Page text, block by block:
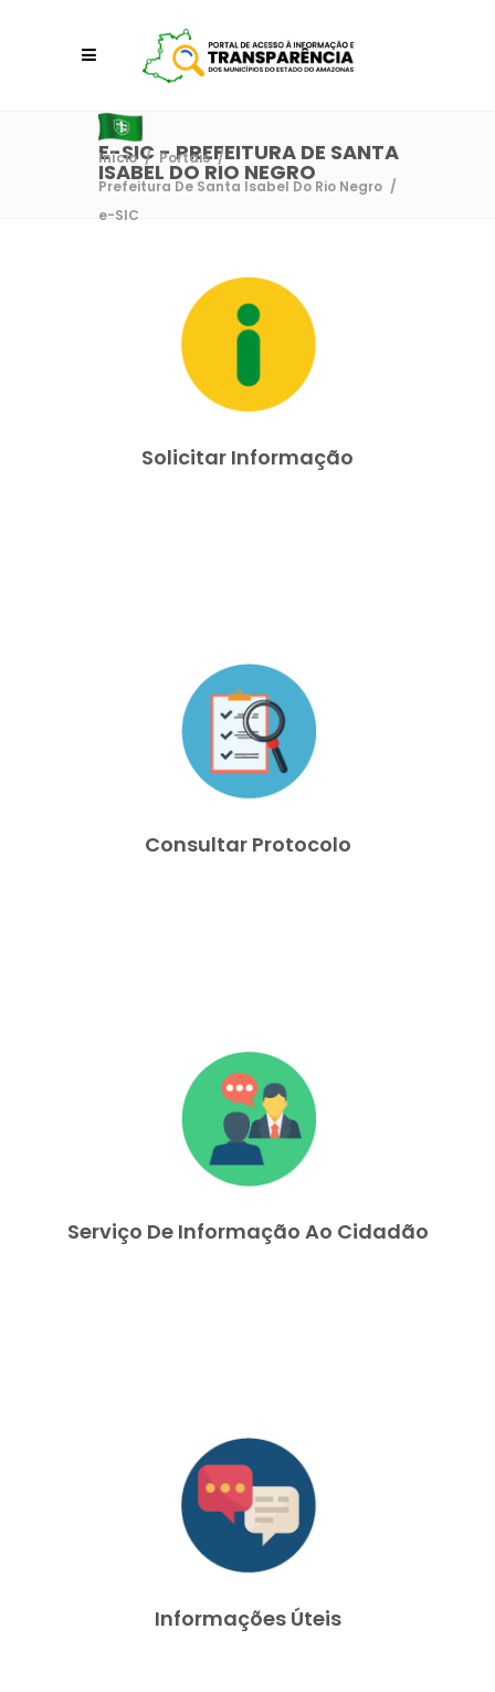
E-SIC - PREFEITURA DE SANTA
ISABEL DO RIO NEGRO
Início / Portais /
Prefeitura De Santa Isabel Do Rio Negro /
e-SIC
Solicitar Informação
Consultar Protocolo
Serviço De Informação Ao Cidadão
Informações Úteis